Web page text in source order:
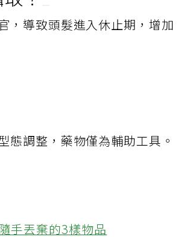
？
，導致頭髮進入休止期，增加
調整，藥物僅為輔助工具。